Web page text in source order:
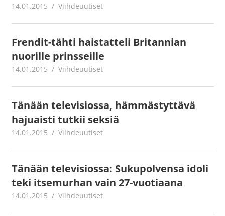
14.01.2015 mestanet
Viihdeuutiset
Frendit-tähti haistatteli Britannian
nuorille prinsseille
14.01.2015 mestanet
Viihdeuutiset
Tänään televisiossa, hämmästyttävä
hajuaisti tutkii seksiä
14.01.2015 mestanet
Viihdeuutiset
Tänään televisiossa: Sukupolvensa idoli
teki itsemurhan vain 27-vuotiaana
14.01.2015 mestanet
Viihdeuutiset